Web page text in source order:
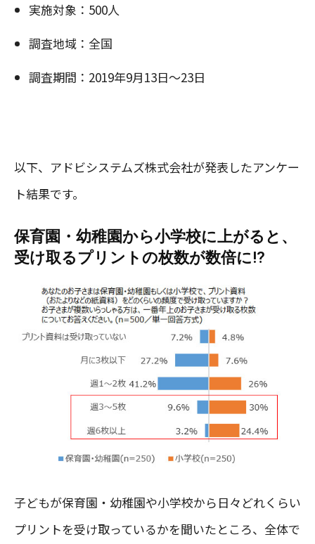
実施対象：500人
調査地域：全国
調査期間：2019年9月13日～23日
以下、アドビシステムズ株式会社が発表したアンケー
ト結果です。
保育園・幼稚園から小学校に上がると、
受け取るプリントの枚数が数倍に!?
子どもが保育園・幼稚園や小学校から日々どれくらい
プリントを受け取っているかを聞いたところ、全体で